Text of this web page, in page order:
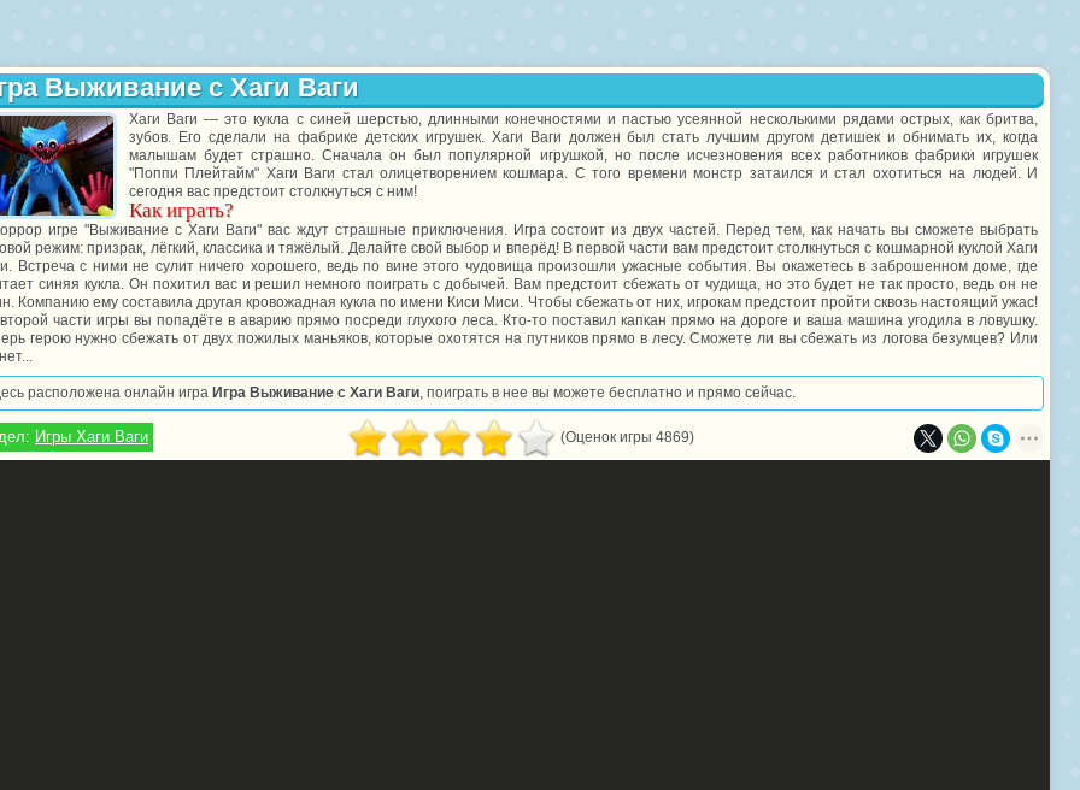
Выживание с Хаги Ваги
Хаги Ваги — это кукла с синей шерстью, длинными конечностями и пастью усеянной несколькими рядами острых, как бритва,
зубов. Его сделали на фабрике детских игрушек. Хаги Ваги должен был стать лучшим другом детишек и обнимать их, когда
малышам будет страшно. Сначала он был популярной игрушкой, но после исчезновения всех работников фабрики игрушек
"Поппи Плейтайм" Хаги Ваги стал олицетворением кошмара. С того времени монстр затаился и стал охотиться на людей. И
сегодня вас предстоит столкнуться с ним!
Как играть?
игре "Выживание с Хаги Ваги" вас ждут страшные приключения. Игра состоит из двух частей. Перед тем, как начать вы сможете выбрать
режим: призрак, лёгкий, классика и тяжёлый. Делайте свой выбор и вперёд! В первой части вам предстоит столкнуться с кошмарной куклой Хаги
Встреча с ними не сулит ничего хорошего, ведь по вине этого чудовища произошли ужасные события. Вы окажетесь в заброшенном доме, где
синяя кукла. Он похитил вас и решил немного поиграть с добычей. Вам предстоит сбежать от чудища, но это будет не так просто, ведь он не
Компанию ему составила другая кровожадная кукла по имени Киси Миси. Чтобы сбежать от них, игрокам предстоит пройти сквозь настоящий ужас!
части игры вы попадёте в аварию прямо посреди глухого леса. Кто-то поставил капкан прямо на дороге и ваша машина угодила в ловушку.
герою нужно сбежать от двух пожилых маньяков, которые охотятся на путников прямо в лесу. Сможете ли вы сбежать из логова безумцев? Или
расположена онлайн игра Игра Выживание с Хаги Ваги, поиграть в нее вы можете бесплатно и прямо сейчас.
Игры Хаги Ваги (Оценок игры 4869)